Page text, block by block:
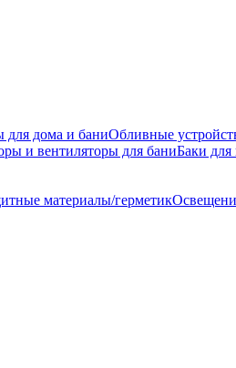
для дома и баниОбливные
и вентиляторы для баниБаки
материалы/герметик